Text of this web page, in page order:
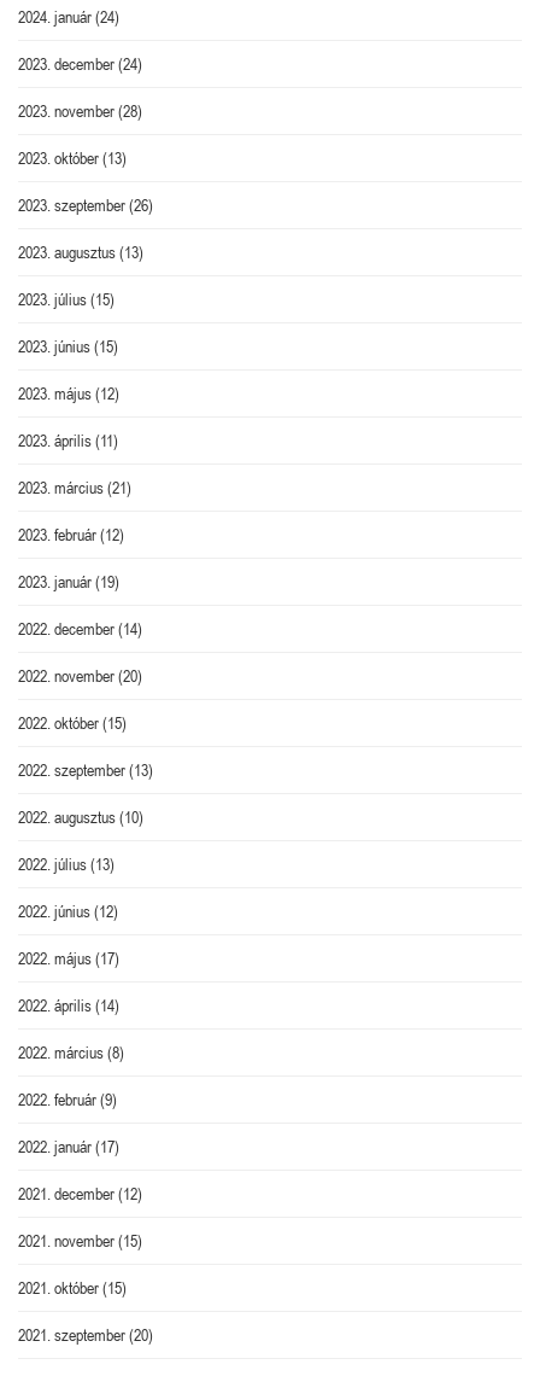
2024. január(24)
2023. december(24)
2023. november(28)
2023. október(13)
2023. szeptember(26)
2023. augusztus(13)
2023. július(15)
2023. június(15)
2023. május(12)
2023. április(11)
2023. március(21)
2023. február(12)
2023. január(19)
2022. december(14)
2022. november(20)
2022. október(15)
2022. szeptember(13)
2022. augusztus(10)
2022. július(13)
2022. június(12)
2022. május(17)
2022. április(14)
2022. március(8)
2022. február(9)
2022. január(17)
2021. december(12)
2021. november(15)
2021. október(15)
2021. szeptember(20)